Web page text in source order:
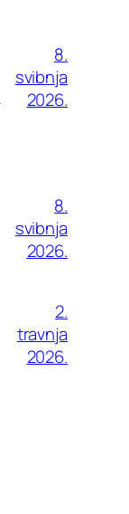
8.
svibnja
2026.
8.
svibnja
2026.
2.
travnja
2026.